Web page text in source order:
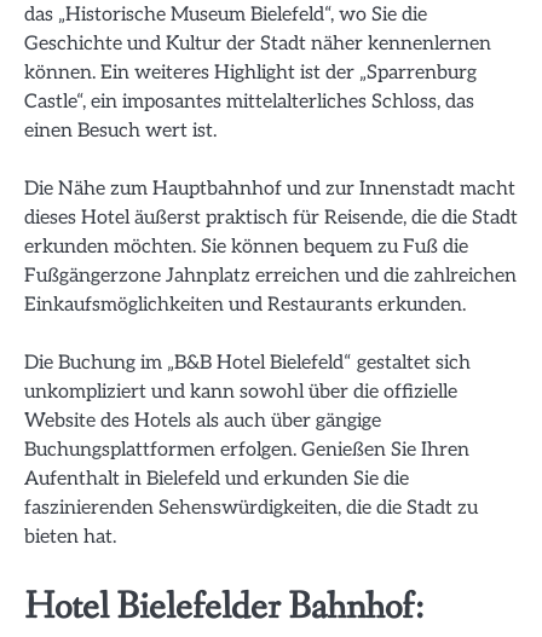
das „Historische Museum Bielefeld“, wo Sie die
Geschichte und Kultur der Stadt näher kennenlernen
können. Ein weiteres Highlight ist der „Sparrenburg
Castle“, ein imposantes mittelalterliches Schloss, das
einen Besuch wert ist.
Die Nähe zum Hauptbahnhof und zur Innenstadt macht
dieses Hotel äußerst praktisch für Reisende, die die Stadt
erkunden möchten. Sie können bequem zu Fuß die
Fußgängerzone Jahnplatz erreichen und die zahlreichen
Einkaufsmöglichkeiten und Restaurants erkunden.
Die Buchung im „B&B Hotel Bielefeld“ gestaltet sich
unkompliziert und kann sowohl über die offizielle
Website des Hotels als auch über gängige
Buchungsplattformen erfolgen. Genießen Sie Ihren
Aufenthalt in Bielefeld und erkunden Sie die
faszinierenden Sehenswürdigkeiten, die die Stadt zu
bieten hat.
Hotel Bielefelder Bahnhof: